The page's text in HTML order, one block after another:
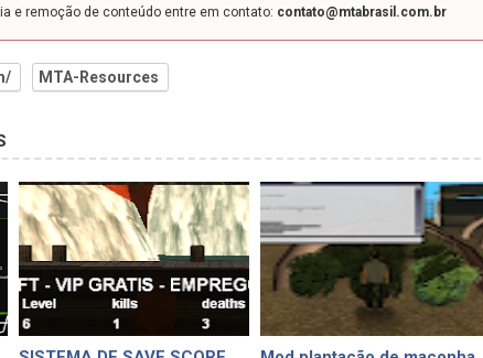
e remoção de conteúdo entre em contato: contato@mtabrasil.com.br
MTA-Resources